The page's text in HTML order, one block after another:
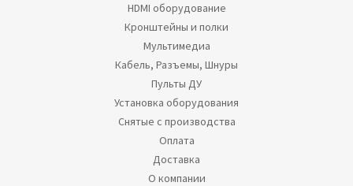
HDMI оборудование
Кронштейны и полки
Мультимедиа
Кабель, Разъемы, Шнуры
Пульты ДУ
Установка оборудования
Снятые с производства
Оплата
Доставка
О компании